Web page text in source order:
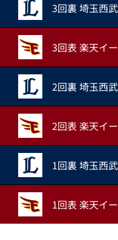
3回裏 埼玉西
3回表 楽天イ
2回裏 埼玉西
2回表 楽天イ
1回裏 埼玉西
1回表 楽天イ